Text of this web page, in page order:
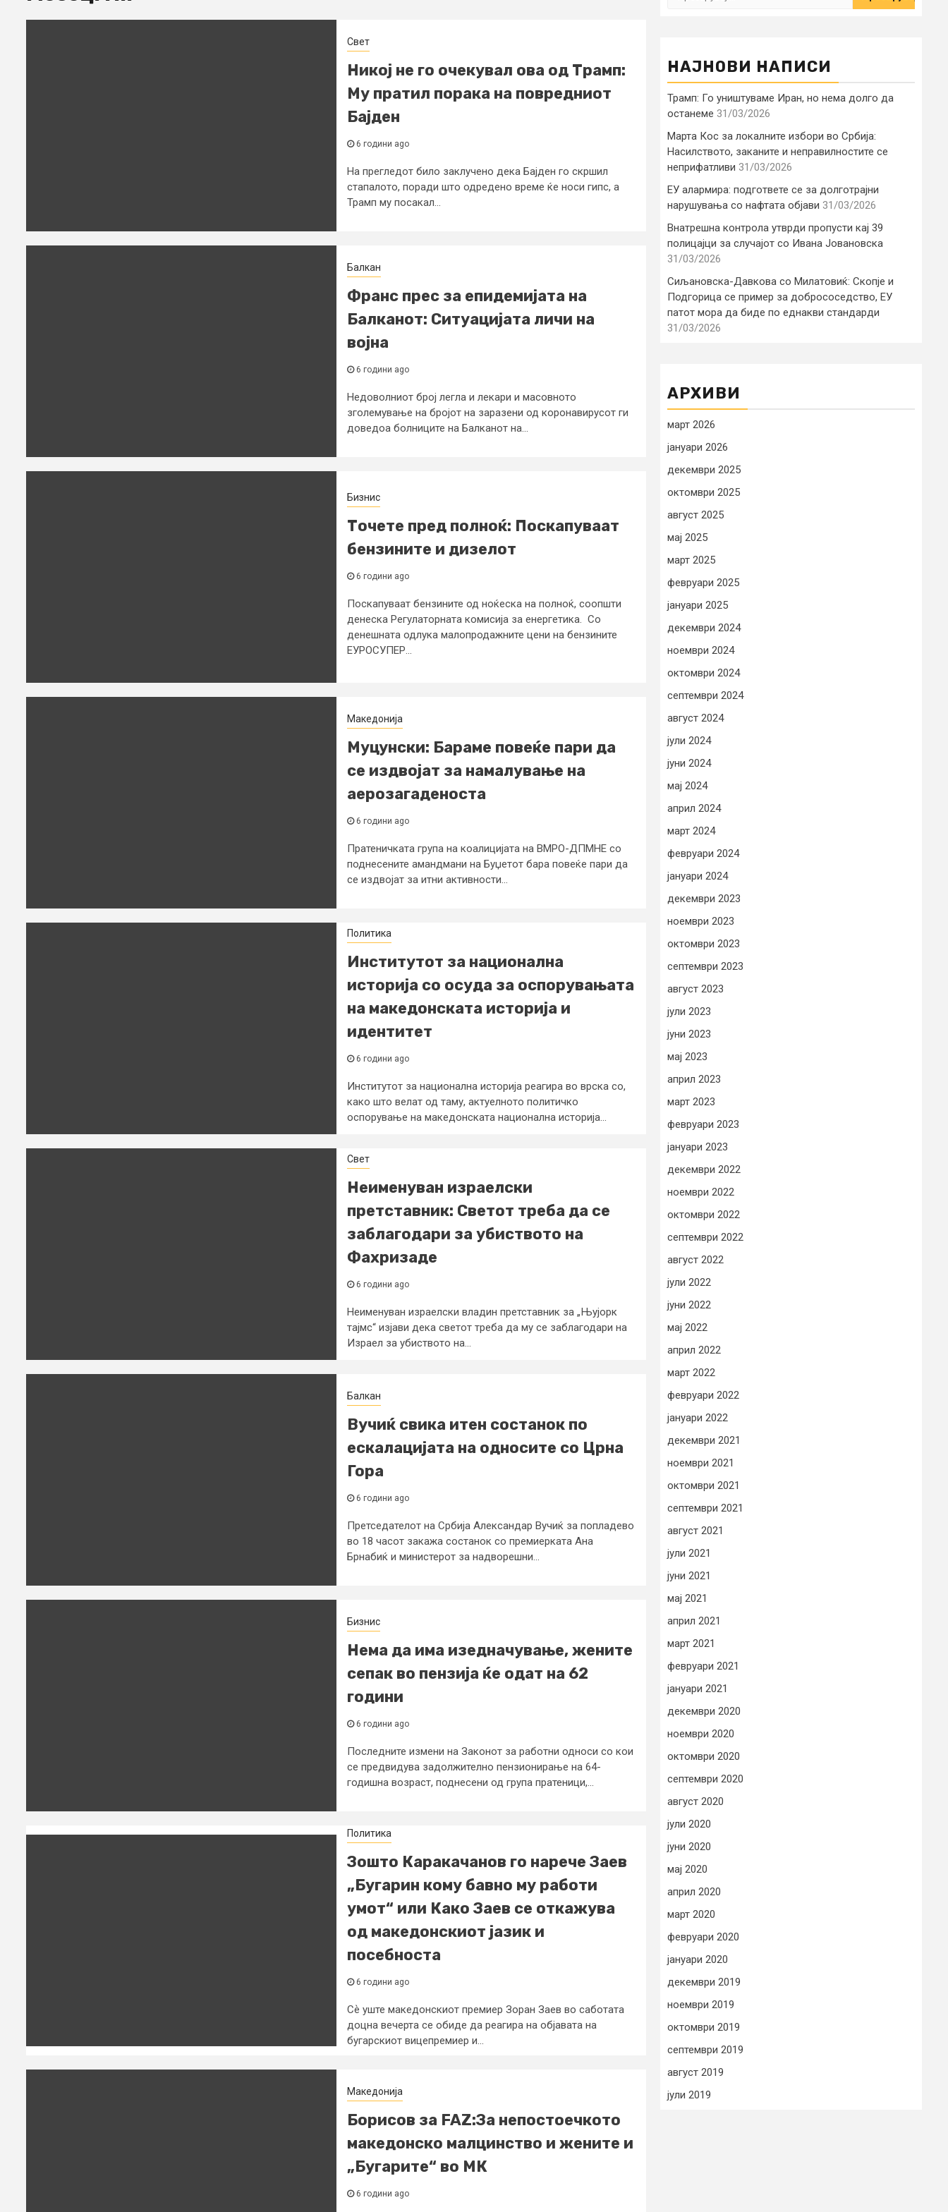
Свет
Никој не го очекувал ова од Трамп:
Му пратил порака на повредниот
Бајден
6 години ago
На прегледот било заклучено дека Бајден го скршил
стапалото, поради што одредено време ќе носи гипс, а
Трамп му посакал...
Балкан
Франс прес за епидемијата на
Балканот: Ситуацијата личи на
војна
6 години ago
Недоволниот број легла и лекари и масовното
зголемување на бројот на заразени од коронавирусот ги
доведоа болниците на Балканот на...
Бизнис
Точете пред полноќ: Поскапуваат
бензините и дизелот
6 години ago
Поскапуваат бензините од ноќеска на полноќ, соопшти
денеска Регулаторната комисија за енергетика. Со
денешната одлука малопродажните цени на бензините
ЕУРОСУПЕР...
Македонија
Муцунски: Бараме повеќе пари да
се издвојат за намалување на
аерозагаденоста
6 години ago
Пратеничката група на коалицијата на ВМРО-ДПМНЕ со
поднесените амандмани на Буџетот бара повеќе пари да
се издвојат за итни активности...
Политика
Институтот за национална
историја со осуда за оспорувањата
на македонската историја и
идентитет
6 години ago
Институтот за национална историја реагира во врска со,
како што велат од таму, актуелното политичко
оспорување на македонската национална историја...
Свет
Неименуван израелски
претставник: Светот треба да се
заблагодари за убиството на
Фахризаде
6 години ago
Неименуван израелски владин претставник за „Њујорк
тајмс“ изјави дека светот треба да му се заблагодари на
Израел за убиството на...
Балкан
Вучиќ свика итен состанок по
ескалацијата на односите со Црна
Гора
6 години ago
Претседателот на Србија Александар Вучиќ за попладево
во 18 часот закажа состанок со премиерката Ана
Брнабиќ и министерот за надворешни...
Бизнис
Нема да има изедначување, жените
сепак во пензија ќе одат на 62
години
6 години ago
Последните измени на Законот за работни односи со кои
се предвидува задолжително пензионирање на 64-
годишна возраст, поднесени од група пратеници,...
Политика
Зошто Каракачанов го нарече Заев
„Бугарин кому бавно му работи
умот“ или Како Заев се откажува
од македонскиот јазик и
посебноста
6 години ago
Сѐ уште македонскиот премиер Зоран Заев во саботата
доцна вечерта се обиде да реагира на објавата на
бугарскиот вицепремиер и...
Македонија
Борисов за FAZ:За непостоечкото
македонско малцинство и жените и
„Бугарите“ во МК
6 години ago
НАЈНОВИ НАПИСИ
Трамп: Го уништуваме Иран, но нема долго да
останеме 31/03/2026
Марта Кос за локалните избори во Србија:
Насилството, заканите и неправилностите се
неприфатливи 31/03/2026
ЕУ алармира: подгответе се за долготрајни
нарушувања со нафтата објави 31/03/2026
Внатрешна контрола утврди пропусти кај 39
полицајци за случајот со Ивана Јовановска
31/03/2026
Сиљановска-Давкова со Милатовиќ: Скопје и
Подгорица се пример за добрососедство, ЕУ
патот мора да биде по еднакви стандарди
31/03/2026
АРХИВИ
март 2026
јануари 2026
декември 2025
октомври 2025
август 2025
мај 2025
март 2025
февруари 2025
јануари 2025
декември 2024
ноември 2024
октомври 2024
септември 2024
август 2024
јули 2024
јуни 2024
мај 2024
април 2024
март 2024
февруари 2024
јануари 2024
декември 2023
ноември 2023
октомври 2023
септември 2023
август 2023
јули 2023
јуни 2023
мај 2023
април 2023
март 2023
февруари 2023
јануари 2023
декември 2022
ноември 2022
октомври 2022
септември 2022
август 2022
јули 2022
јуни 2022
мај 2022
април 2022
март 2022
февруари 2022
јануари 2022
декември 2021
ноември 2021
октомври 2021
септември 2021
август 2021
јули 2021
јуни 2021
мај 2021
април 2021
март 2021
февруари 2021
јануари 2021
декември 2020
ноември 2020
октомври 2020
септември 2020
август 2020
јули 2020
јуни 2020
мај 2020
април 2020
март 2020
февруари 2020
јануари 2020
декември 2019
ноември 2019
октомври 2019
септември 2019
август 2019
јули 2019